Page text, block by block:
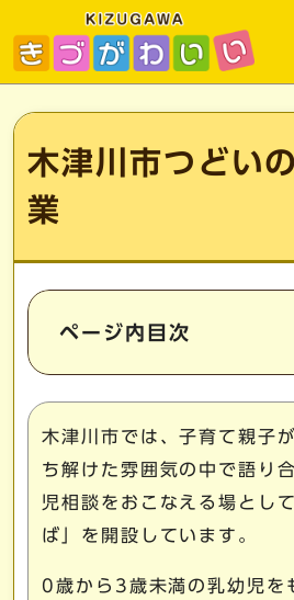
ページの先頭です
ここから本文です
木津川市つどい
業
ページ内目次
木津川市では、子育て親子
ち解けた雰囲気の中で語り
児相談をおこなえる場とし
ば」を開設しています。
0歳から3歳未満の乳幼児を